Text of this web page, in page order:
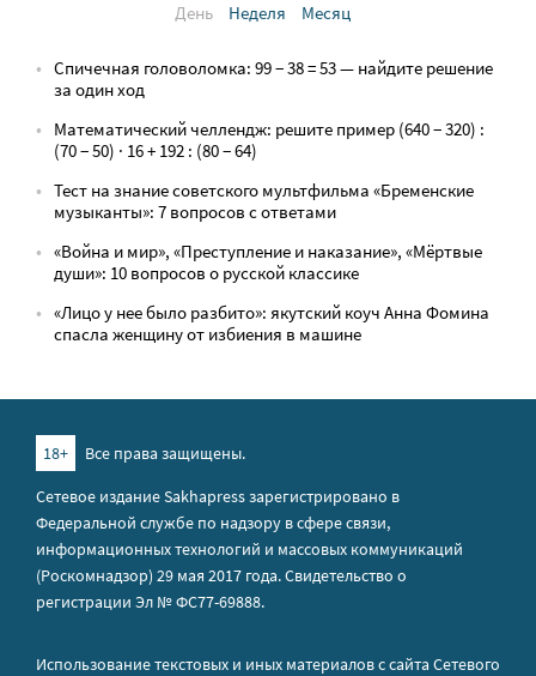
День
Неделя Месяц
Спичечная головоломка: 99 − 38 = 53 — найдите решение
за один ход
Математический челлендж: решите пример (640 − 320) :
(70 − 50) · 16 + 192 : (80 − 64)
Тест на знание советского мультфильма «Бременские
музыканты»: 7 вопросов с ответами
«Война и мир», «Преступление и наказание», «Мёртвые
души»: 10 вопросов о русской классике
«Лицо у нее было разбито»: якутский коуч Анна Фомина
спасла женщину от избиения в машине
18+
Все права защищены.
Сетевое издание Sakhapress зарегистрировано в
Федеральной службе по надзору в сфере связи,
информационных технологий и массовых коммуникаций
(Роскомнадзор) 29 мая 2017 года. Свидетельство о
регистрации Эл № ФС77-69888.
Использование текстовых и иных материалов с сайта Сетевого